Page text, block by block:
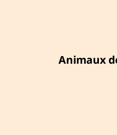
Animaux